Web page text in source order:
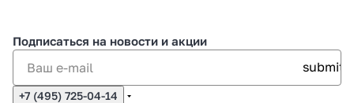
Подписаться на новости и акции
+7 (495) 725-04-14